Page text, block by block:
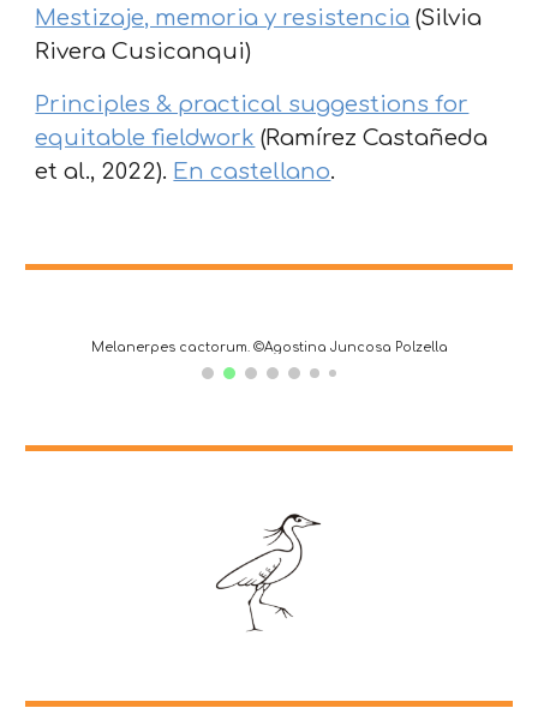
Mestizaje, memoria y resistencia (Silvia
Rivera Cusicanqui)
Principles & practical suggestions for
equitable fieldwork (Ramírez Castañeda
et al., 2022). En castellano.
Melanerpes cactorum. ©Agostina Juncosa Polzella